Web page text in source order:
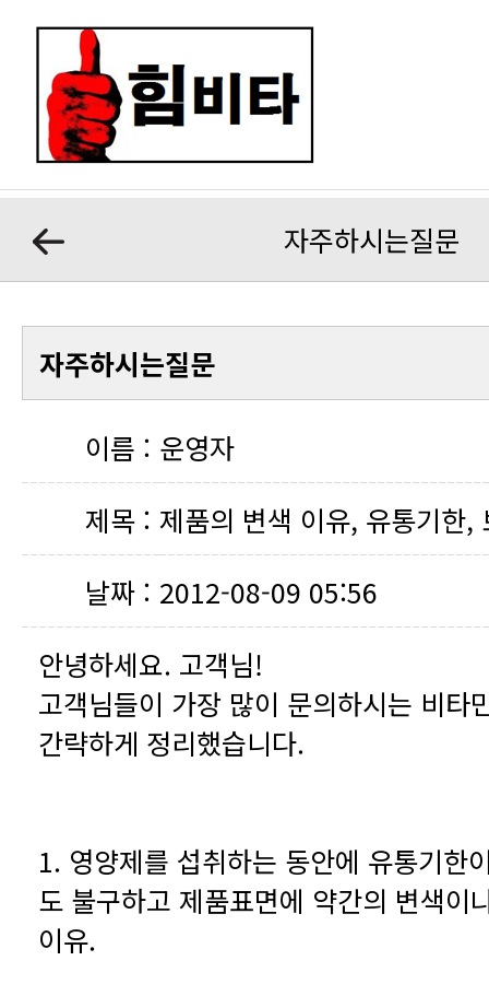
자주하시는질문
자주하시는질문
이름 : 운영자
제목 : 제품의 변색 이유, 유통기한,
날짜 : 2012-08-09 05:56
안녕하세요. 고객님!
간략하게 정리했습니다.
이유.